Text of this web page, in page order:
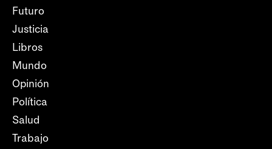
Futuro
Justicia
Libros
Mundo
Opinión
Política
Salud
Trabajo